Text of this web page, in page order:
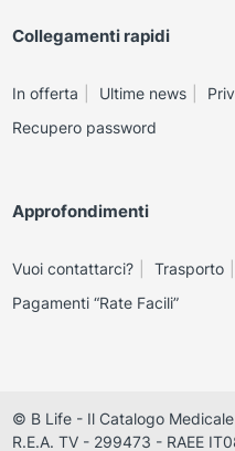
Collegamenti rapidi
In offerta Ultime news
Recupero password
Approfondimenti
Vuoi contattarci? Trasporto
Pagamenti “Rate Facili”
© B Life - Il Catalogo
R.E.A. TV - 299473 - RAEE